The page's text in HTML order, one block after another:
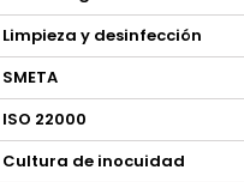
Limpieza y desinfección
SMETA
ISO 22000
Cultura de inocuidad